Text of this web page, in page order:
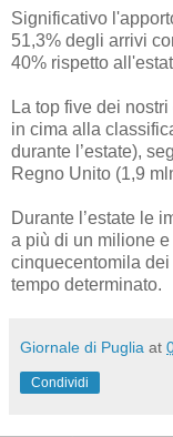
Significativo
51,3% degli arrivi
40% rispetto
La top five dei
in cima alla
durante l’estate),
Regno Unito (1,9
Durante l’estate le
a più di un milione
cinquecentomila
tempo determinato.
Giornale di Puglia at
Condividi